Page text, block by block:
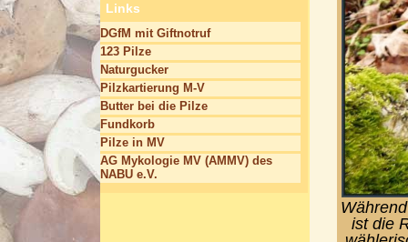
ist die
Links
DGfM mit Giftnotruf
123 Pilze
Naturgucker
Pilzkartierung M-V
Butter bei die Pilze
Fundkorb
Pilze in MV
AG Mykologie MV (AMMV) des
NABU e.V.